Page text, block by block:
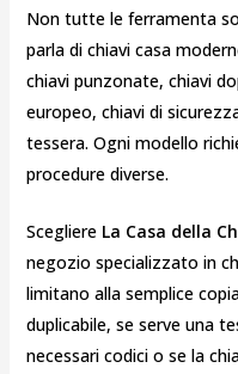
Non tutte le ferramenta
parla di chiavi casa
chiavi punzonate, chiavi
europeo, chiavi di
tessera. Ogni modello
procedure diverse.
Scegliere La Casa della
negozio specializzato in
limitano alla semplice
duplicabile, se serve una
necessari codici o se la